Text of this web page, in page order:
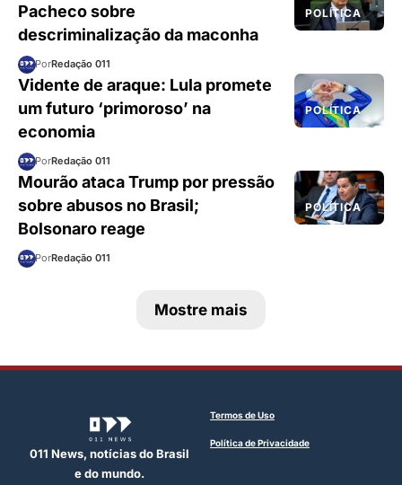
POLÍTICA
Pacheco sobre
descriminalização da maconha
PorRedação 011
POLÍTICA
Vidente de araque: Lula promete
um futuro ‘primoroso’ na
economia
PorRedação 011
POLÍTICA
Mourão ataca Trump por pressão
sobre abusos no Brasil;
Bolsonaro reage
PorRedação 011
Mostre mais
011 News, notícias do Brasil
e do mundo.
Termos de Uso
Política de Privacidade